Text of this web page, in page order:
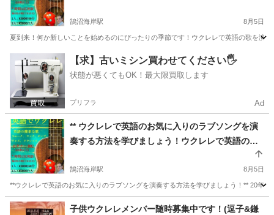
楽譜が多数用意されています!ウクレレ **英語のネ
イティブスピーカーと一緒にウクレレで**英語の歌
鵠沼海岸駅 8月5日
夏到来！何か新しいことを始めるのにぴったりの季節です！ウクレレで英語の歌を演
神奈川 藤沢市 鵠沼海岸駅 ウクレレ ネイティブスピーカー
【求】古いミシン買わせてください🖐️
状態が悪くてもOK！最大限買取します
プリフラ Ad
** ウクレレで英語のお気に入りのラブソングを演
奏する方法を学びましょう！ウクレレで英語のお
気に入りのラブソングを演奏する方法を学びまし
ょう！**英語のネイティブスピーカーと一緒にウク
レレで英語の歌を学びましょう！**
鵠沼海岸駅 8月5日
**ウクレレで英語のお気に入りのラブソングを演奏する方法を学びましょう！** 20年
神奈川 藤沢市 鵠沼海岸駅 ウクレレ ネイティブスピーカー
子供ウクレレメンバー随時募集中です！(逗子&鎌